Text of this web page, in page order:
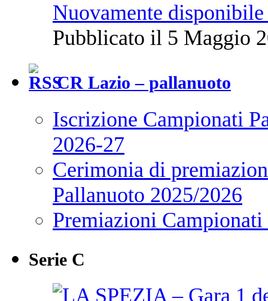
Nuovamente
Pubblicato il 5 Maggio
CR Lazio – pallanuoto
Iscrizione Campionati
2026-27
Cerimonia di
Pallanuoto 2025/2026
Premiazioni
Serie C